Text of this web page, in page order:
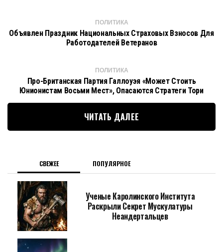
ПОЛИТИКА
Объявлен Праздник Национальных Страховых Взносов Для
Работодателей Ветеранов
ПОЛИТИКА
Про-Британская Партия Галлоуэя «может Стоить
Юнионистам Восьми Мест», Опасаются Стратеги Тори
ЧИТАТЬ ДАЛЕЕ
СВЕЖЕЕ ПОПУЛЯРНОЕ
Ученые Каролинского Института
Раскрыли Секрет Мускулатуры
Неандертальцев